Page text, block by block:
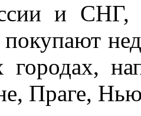
и СНГ,
покупают
городах,
Праге,